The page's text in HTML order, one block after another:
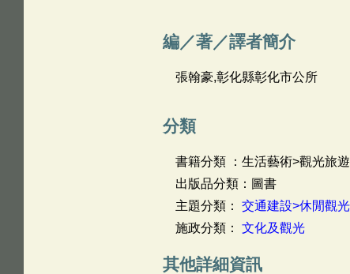
編／著／譯者簡介
張翰豪,彰化縣彰化市公所
分類
書籍分類 ：生活藝術>觀光旅遊
出版品分類：圖書
主題分類： 交通建設>休閒觀光
施政分類： 文化及觀光
其他詳細資訊